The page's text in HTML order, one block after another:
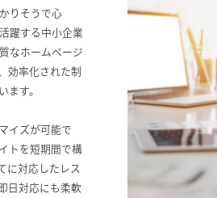
りそうで心
躍する中小企業
なホームページ
効率化された制
す。
イズが可能で
トを短期間で構
に対応したレス
日対応にも柔軟